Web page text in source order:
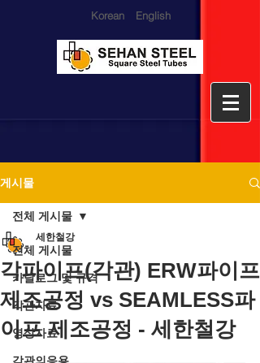
Korean English
게시물
전체 게시물
카달로그 및 규격
각관자료
영상자료
전체 게시물
각파이프(각관) ERW파이프
제조공정 vs SEAMLESS파
이프 제조공정 - 세한철강
세한철강